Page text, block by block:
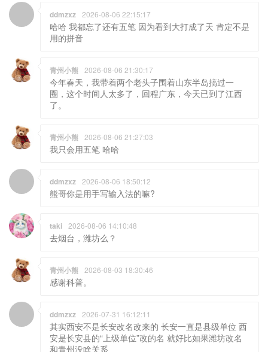
ddmzxz 2026-08-06 22:15:17
哈哈 我都忘了还有五笔 因为看到大打成了天 肯定不是
用的拼音
青州小熊 2026-08-06 21:30:17
今年春天，我带着两个老头子围着山东半岛搞过一
圈，这个时间人太多了，回程广东，今天已到了江西
了。
青州小熊 2026-08-06 21:27:03
我只会用五笔 哈哈
ddmzxz 2026-08-06 18:50:12
熊哥你是用手写输入法的嘛?
taki 2026-08-06 14:10:48
去烟台，潍坊么？
青州小熊 2026-08-03 18:30:46
感谢科普。
ddmzxz 2026-07-31 16:12:11
其实西安不是长安改名改来的 长安一直是县级单位 西
安是长安县的“上级单位”改的名 就好比如果潍坊改名
和青州没啥关系